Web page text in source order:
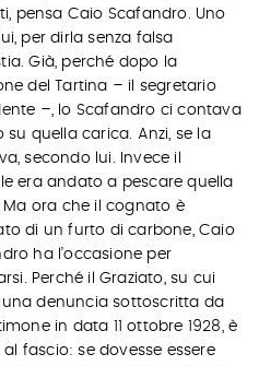
pensa Caio Scafandro. Uno
per dirla senza falsa
Già, perché dopo la
del Tartina – il segretario
–, lo Scafandro ci contava
su quella carica. Anzi, se la
secondo lui. Invece il
era andato a pescare quella
Ma ora che il cognato è
di un furto di carbone, Caio
ha l’occasione per
Perché il Graziato, su cui
una denuncia sottoscritta da
in data 11 ottobre 1928, è
fascio: se dovesse essere